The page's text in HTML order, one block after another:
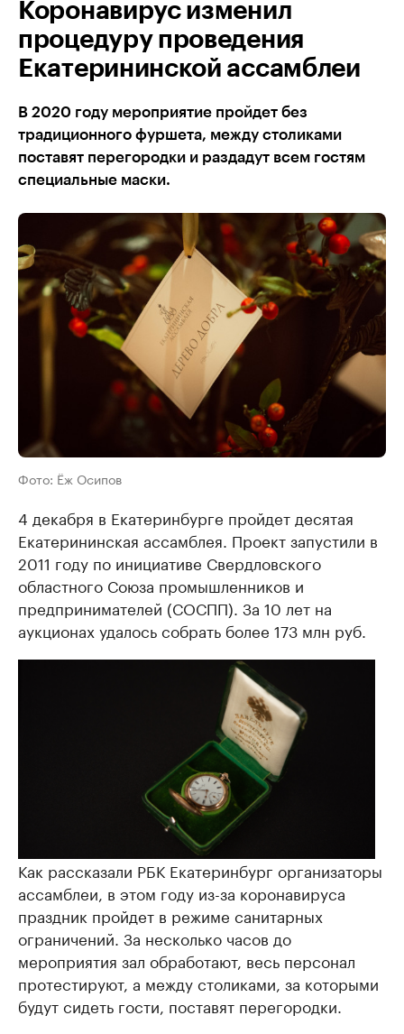
Коронавирус изменил
процедуру проведения
Екатерининской ассамблеи
В 2020 году мероприятие пройдет без
традиционного фуршета, между столиками
поставят перегородки и раздадут всем гостям
специальные маски.
Фото: Ёж Осипов
4 декабря в Екатеринбурге пройдет десятая
Екатерининская ассамблея. Проект запустили в
2011 году по инициативе Свердловского
областного Союза промышленников и
предпринимателей (СОСПП). За 10 лет на
аукционах удалось собрать более 173 млн руб.
Как рассказали РБК Екатеринбург организаторы
ассамблеи, в этом году из-за коронавируса
праздник пройдет в режиме санитарных
ограничений. За несколько часов до
мероприятия зал обработают, весь персонал
протестируют, а между столиками, за которыми
будут сидеть гости, поставят перегородки.